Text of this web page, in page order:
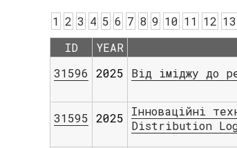
1 2 3 4 5 6 7 8 9 10 11 12 13
ID
YEAR
31596
2025 Від іміджу до
31595 2025
Інноваційні
Distribution